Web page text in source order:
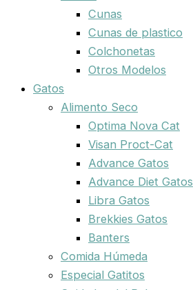
Cunas
Cunas de plastico
Colchonetas
Otros Modelos
Gatos
Alimento Seco
Optima Nova Cat
Visan Proct-Cat
Advance Gatos
Advance Diet Gatos
Libra Gatos
Brekkies Gatos
Banters
Comida Húmeda
Especial Gatitos